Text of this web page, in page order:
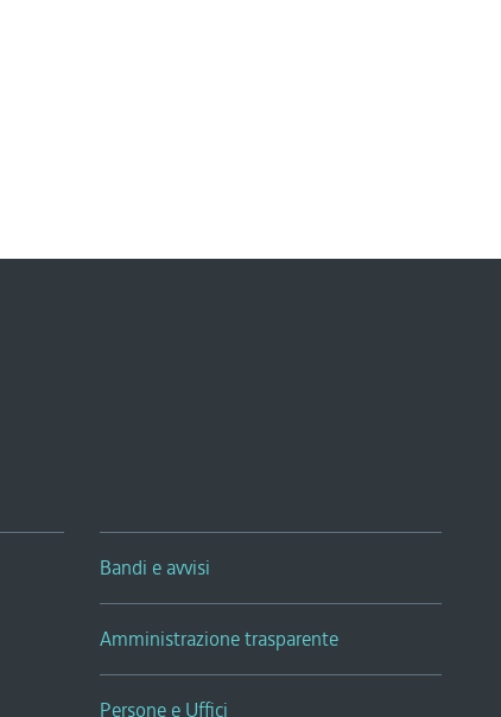
Bandi e avvisi
Amministrazione trasparente
Persone e Uffici